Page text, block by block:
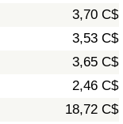
3,70 C$
3,53 C$
3,65 C$
2,46 C$
18,72 C$